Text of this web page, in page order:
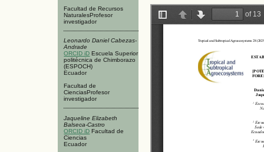
Facultad de Recursos
NaturalesProfesor
investigador
Leonardo Daniel Cabezas-
Andrade
ORCID iD Escuela Superior
politécnica de Chimborazo
(ESPOCH)
Ecuador
Facultad de
CienciasProfesor
investigador
Jaqueline Elizabeth
Balseca-Castro
ORCID iD Facultad de
Ciencias
Ecuador